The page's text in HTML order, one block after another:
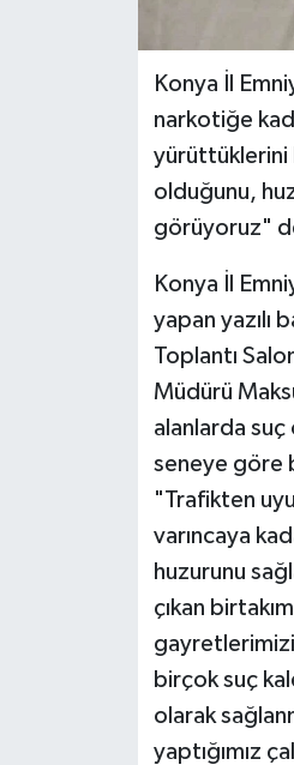
Konya İl
narkotiğe
yürüttüklerini
olduğunu,
görüyoruz"
Konya İl
yapan yazılı
Toplantı
Müdürü
alanlarda suç
seneye göre
"Trafikten
varıncaya
huzurunu
çıkan
birçok suç
olarak
yaptığımız